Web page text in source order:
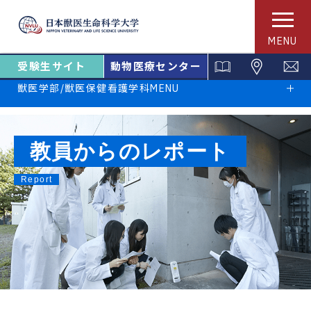
MENU
受験生サイト 動物医療センター
教員からのレポート
Report
獣医学部/獣医保健看護学科MENU